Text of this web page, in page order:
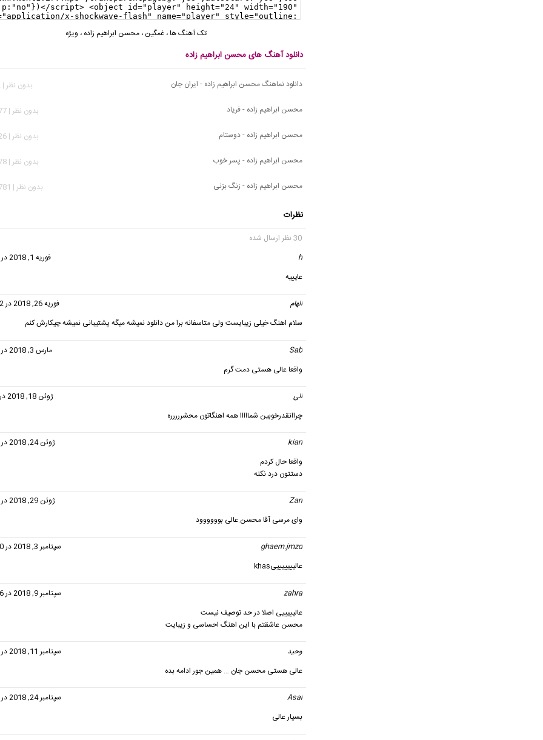
تک آهنگ ها،غمگین ،محسن ابراهیم زاده ، ویژه
دانلود آهنگ های محسن ابراهیم زاده
دانلود نماهنگ محسن ابراهیم زاده - ایران جان
بدون نظر | 842 بازدید
محسن ابراهیم زاده - فریاد
بدون نظر | 1,077 بازدید
محسن ابراهیم زاده - دوستام
بدون نظر | 2,126 بازدید
محسن ابراهیم زاده - پسر خوب
بدون نظر | 2,178 بازدید
محسن ابراهیم زاده - زنگ بزنی
بدون نظر | 12,781 بازدید
نظرات
30 نظر ارسال شده
h
فوریه 1, 2018 در 5:53 ب.ظ
عایییه
الهام
فوریه 26, 2018 در 11:02 ب.ظ
سلام اهنگ خیلی زیبایست ولی متاسفانه برا من دانلود نمیشه میگه پشتیبانی نمیشه چیکارش کنم
Sab
مارس 3, 2018 در 5:52 ب.ظ
واقعا عالى هستى دمت گرم
الی
ژوئن 18, 2018 در 8:03 ق.ظ
چراانقدرخوبین شمااااا همه اهنگاتون محشررررره
kian
ژوئن 24, 2018 در 4:46 ب.ظ
واقعا حال کردم
دستتون درد نکنه
Zari
ژوئن 29, 2018 در 9:57 ب.ظ
وای مرسی آقا محسن.عالی بوووووود
ghaem.jmzd
سپتامبر 3, 2018 در 12:00 ب.ظ
عالییییییییkhas
zahra
سپتامبر 9, 2018 در 12:26 ب.ظ
عالیییییی اصلا در حد توصیف نیست
محسن عاشقتم با این اهنگ احساسی و زیبایت
وحید
سپتامبر 11, 2018 در 1:46 ب.ظ
عالی هستی محسن جان … همین جور ادامه بده
Asal
سپتامبر 24, 2018 در 9:39 ب.ظ
بسیار عالی